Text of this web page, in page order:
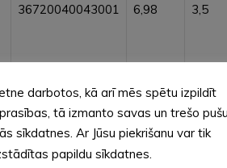
36720040043001 6,98 3,5
36720020099001 4,74 3,5
36720020097
darbotos, kā arī mēs spētu izpildīt
tā izmanto savas un trešo
sīkdatnes. Ar Jūsu piekrišanu var tik
papildu sīkdatnes.